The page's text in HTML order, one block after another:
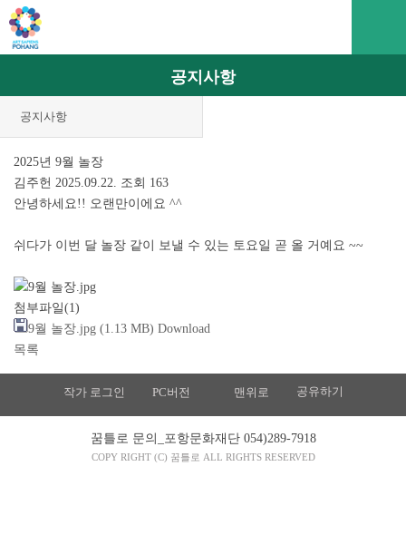
공지사항
공지사항
2025년 9월 놀장
김주헌 2025.09.22. 조회 163
안녕하세요!! 오랜만이에요 ^^
쉬다가 이번 달 놀장 같이 보낼 수 있는 토요일 곧 올 거예요 ~~
첨부파일(1)
9월 놀장.jpg (1.13 MB) Download
목록
작가 로그인 PC버전 맨위로 공유하기
꿈틀로 문의_포항문화재단 054)289-7918
COPY RIGHT (C) 꿈틀로 ALL RIGHTS RESERVED